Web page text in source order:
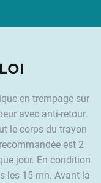
en trempage sur
avec anti-retour.
le corps du trayon
est 2
jour. En condition
les 15 mn. Avant la